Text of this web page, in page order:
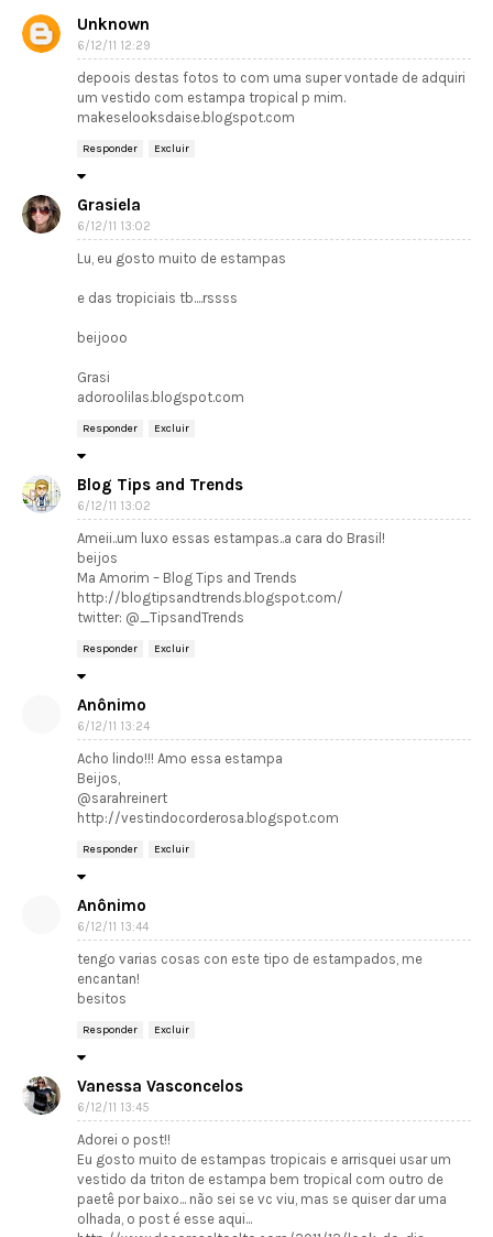
Unknown
6/12/11 12:29
depoois destas fotos to com uma super vontade de adquiri
um vestido com estampa tropical p mim.
makeselooksdaise.blogspot.com
Responder Excluir
Grasiela
6/12/11 13:02
Lu, eu gosto muito de estampas
e das tropiciais tb....rssss
beijooo
Grasi
adoroolilas.blogspot.com
Responder Excluir
Blog Tips and Trends
6/12/11 13:02
Ameii..um luxo essas estampas..a cara do Brasil!
beijos
Ma Amorim – Blog Tips and Trends
http://blogtipsandtrends.blogspot.com/
twitter: @_TipsandTrends
Responder Excluir
Anônimo
6/12/11 13:24
Acho lindo!!! Amo essa estampa
Beijos,
@sarahreinert
http://vestindocorderosa.blogspot.com
Responder Excluir
Anônimo
6/12/11 13:44
tengo varias cosas con este tipo de estampados, me
encantan!
besitos
Responder Excluir
Vanessa Vasconcelos
6/12/11 13:45
Adorei o post!!
Eu gosto muito de estampas tropicais e arrisquei usar um
vestido da triton de estampa bem tropical com outro de
paetê por baixo... não sei se vc viu, mas se quiser dar uma
olhada, o post é esse aqui...